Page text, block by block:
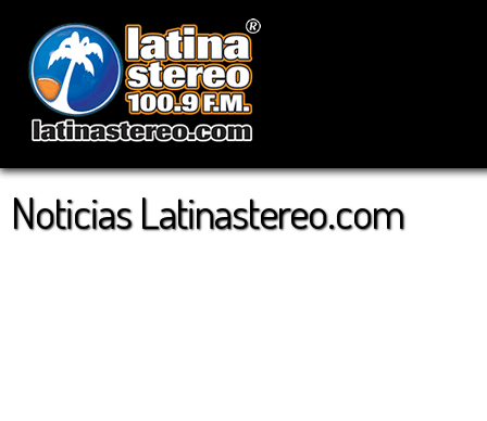
Noticias Latinastereo.com